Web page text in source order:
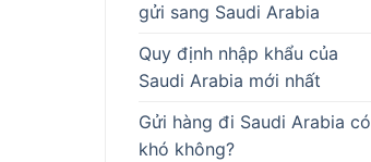
gửi sang Saudi Arabia
Quy định nhập khẩu của
Saudi Arabia mới nhất
Gửi hàng đi Saudi Arabia có
khó không?